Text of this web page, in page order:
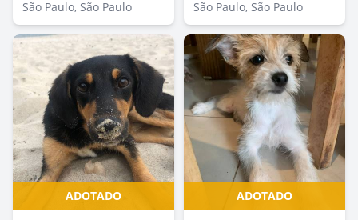
São Paulo, São Paulo São Paulo, São Paulo
ADOTADO ADOTADO